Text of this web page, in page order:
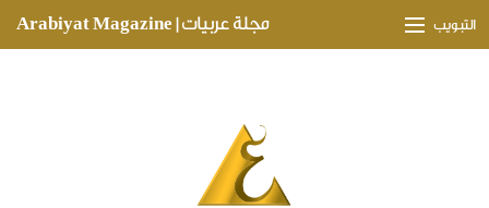
مجلة عربيات | Arabiyat Magazine التبويب